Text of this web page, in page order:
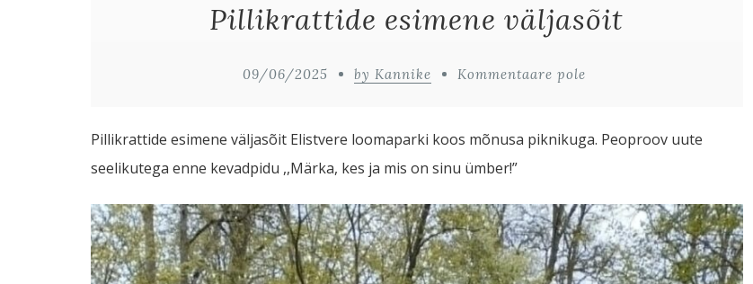
Pillikrattide esimene väljasõit
09/06/2025 by Kannike Kommentaare pole
Pillikrattide esimene väljasõit Elistvere loomaparki koos mõnusa piknikuga. Peoproov uute
seelikutega enne kevadpidu ,,Märka, kes ja mis on sinu ümber!”